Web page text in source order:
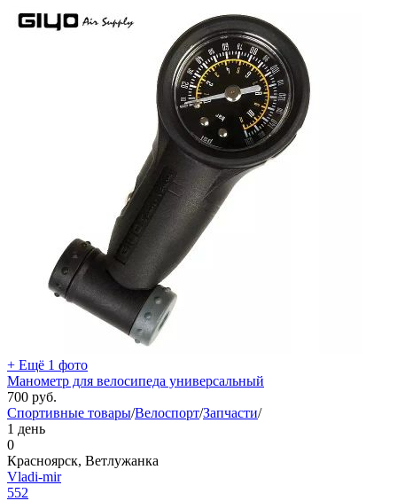
+ Ещё 1 фото
Манометр для велосипеда универсальный
700 руб.
Спортивные товары/Велоспорт/Запчасти/
1 день
0
Красноярск, Ветлужанка
Vladi-mir
552